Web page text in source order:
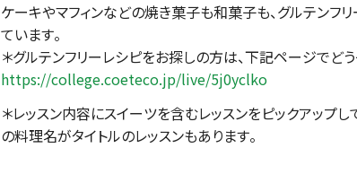
ケーキやマフィンなどの焼き菓子も和菓子も、グルテンフ
ています。
＊グルテンフリーレシピをお探しの方は、下記ページでどう
https://college.coeteco.jp/live/5j0yclko
＊レッスン内容にスイーツを含むレッスンをピックアップし
の料理名がタイトルのレッスンもあります。